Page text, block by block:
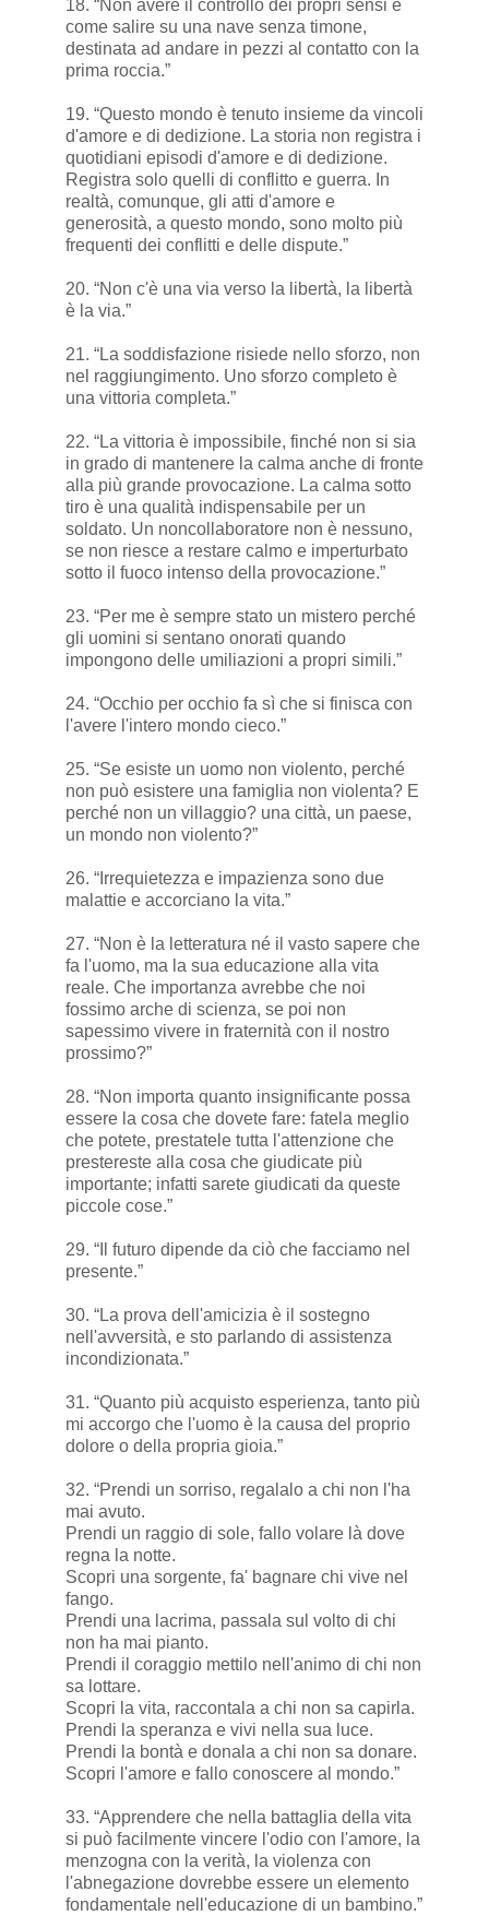
18. “Non avere il controllo dei propri sensi è
come salire su una nave senza timone,
destinata ad andare in pezzi al contatto con la
prima roccia.”
19. “Questo mondo è tenuto insieme da vincoli
d'amore e di dedizione. La storia non registra i
quotidiani episodi d'amore e di dedizione.
Registra solo quelli di conflitto e guerra. In
realtà, comunque, gli atti d'amore e
generosità, a questo mondo, sono molto più
frequenti dei conflitti e delle dispute.”
20. “Non c'è una via verso la libertà, la libertà
è la via.”
21. “La soddisfazione risiede nello sforzo, non
nel raggiungimento. Uno sforzo completo è
una vittoria completa.”
22. “La vittoria è impossibile, finché non si sia
in grado di mantenere la calma anche di fronte
alla più grande provocazione. La calma sotto
tiro è una qualità indispensabile per un
soldato. Un noncollaboratore non è nessuno,
se non riesce a restare calmo e imperturbato
sotto il fuoco intenso della provocazione.”
23. “Per me è sempre stato un mistero perché
gli uomini si sentano onorati quando
impongono delle umiliazioni a propri simili.”
24. “Occhio per occhio fa sì che si finisca con
l'avere l'intero mondo cieco.”
25. “Se esiste un uomo non violento, perché
non può esistere una famiglia non violenta? E
perché non un villaggio? una città, un paese,
un mondo non violento?”
26. “Irrequietezza e impazienza sono due
malattie e accorciano la vita.”
27. “Non è la letteratura né il vasto sapere che
fa l'uomo, ma la sua educazione alla vita
reale. Che importanza avrebbe che noi
fossimo arche di scienza, se poi non
sapessimo vivere in fraternità con il nostro
prossimo?”
28. “Non importa quanto insignificante possa
essere la cosa che dovete fare: fatela meglio
che potete, prestatele tutta l'attenzione che
prestereste alla cosa che giudicate più
importante; infatti sarete giudicati da queste
piccole cose.”
29. “Il futuro dipende da ciò che facciamo nel
presente.”
30. “La prova dell'amicizia è il sostegno
nell'avversità, e sto parlando di assistenza
incondizionata.”
31. “Quanto più acquisto esperienza, tanto più
mi accorgo che l'uomo è la causa del proprio
dolore o della propria gioia.”
32. “Prendi un sorriso, regalalo a chi non l'ha
mai avuto.
Prendi un raggio di sole, fallo volare là dove
regna la notte.
Scopri una sorgente, fa' bagnare chi vive nel
fango.
Prendi una lacrima, passala sul volto di chi
non ha mai pianto.
Prendi il coraggio mettilo nell'animo di chi non
sa lottare.
Scopri la vita, raccontala a chi non sa capirla.
Prendi la speranza e vivi nella sua luce.
Prendi la bontà e donala a chi non sa donare.
Scopri l'amore e fallo conoscere al mondo.”
33. “Apprendere che nella battaglia della vita
si può facilmente vincere l'odio con l'amore, la
menzogna con la verità, la violenza con
l'abnegazione dovrebbe essere un elemento
fondamentale nell'educazione di un bambino.”